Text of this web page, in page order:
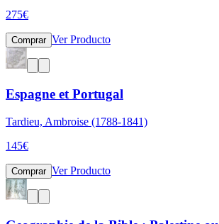
275€
Comprar Ver Producto
Espagne et Portugal
Tardieu, Ambroise (1788-1841)
145€
Comprar Ver Producto